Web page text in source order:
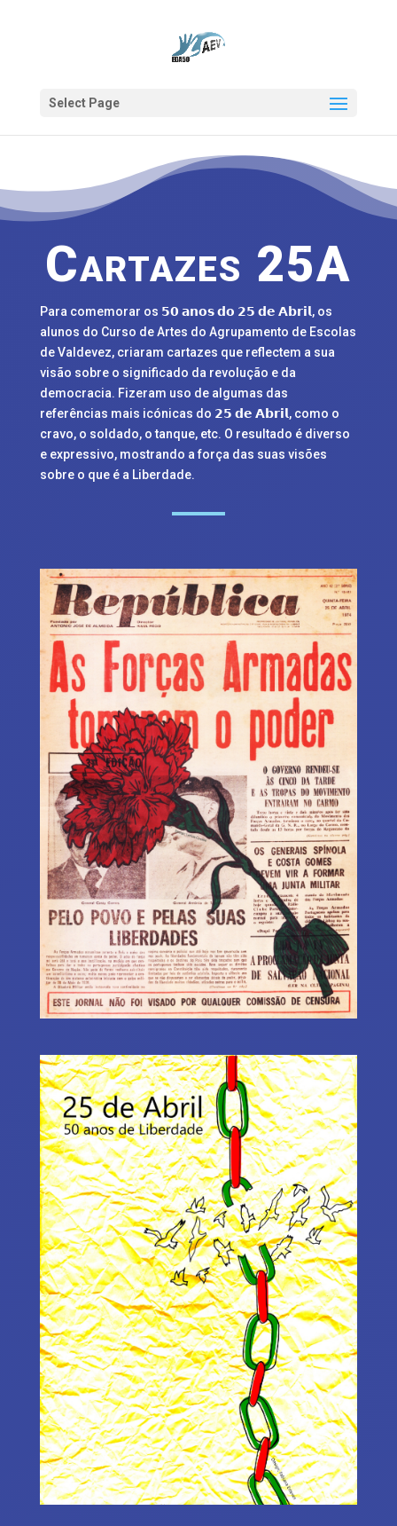
Select Page
Cartazes 25A
Para comemorar os 𝟱𝟬 𝗮𝗻𝗼𝘀 𝗱𝗼 𝟮𝟱 𝗱𝗲 𝗔𝗯𝗿𝗶𝗹, os
alunos do Curso de Artes do Agrupamento de Escolas
de Valdevez, criaram cartazes que reflectem a sua
visão sobre o significado da revolução e da
democracia. Fizeram uso de algumas das
referências mais icónicas do 𝟮𝟱 𝗱𝗲 𝗔𝗯𝗿𝗶𝗹, como o
cravo, o soldado, o tanque, etc. O resultado é diverso
e expressivo, mostrando a força das suas visões
sobre o que é a Liberdade.